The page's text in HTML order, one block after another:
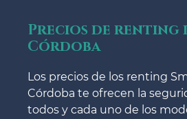
Precios de renting
Córdoba
Los precios de los renting
Córdoba te ofrecen la
todos y cada uno de los